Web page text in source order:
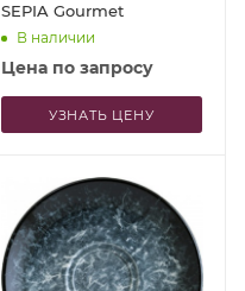
SEPIA Gourmet
В наличии
Цена по запросу
УЗНАТЬ ЦЕНУ